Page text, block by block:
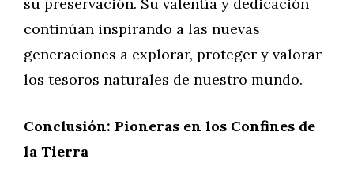
continúan inspirando a las nuevas
generaciones a explorar, proteger y valorar
los tesoros naturales de nuestro mundo.
Conclusión: Pioneras en los Confines de
la Tierra